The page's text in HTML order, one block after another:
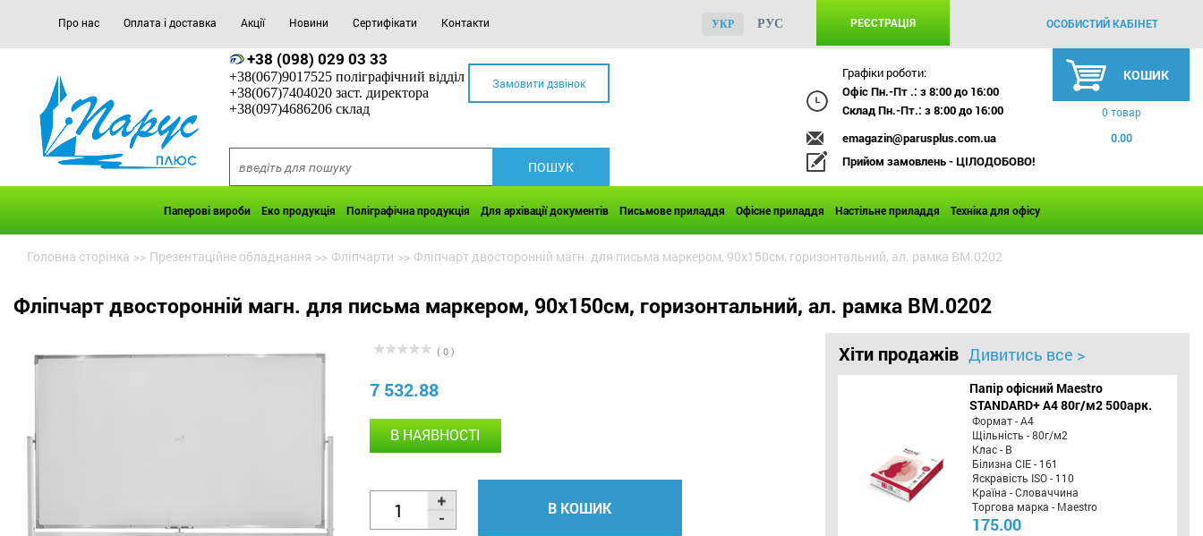
Про нас Оплата і доставка Акції Новини Сертифікати Контакти РЕЄСТРАЦІЯ ОСОБИСТИЙ КАБІНЕТ
УКР РУС
+38 (098) 029 03 33
+38(067)9017525 поліграфічний відділ
+38(067)7404020 заст. директора
+38(097)4686206 склад
Замовити дзвінок
Графіки роботи:
Офіс Пн.-Пт .: з 8:00 до 16:00
Склад Пн.-Пт.: з 8:00 до 16:00
emagazin@parusplus.com.ua
Прийом замовлень - ЦІЛОДОБОВО!
КОШИК
0 товар
0.00
Паперові вироби Еко продукція Поліграфічна продукція Для архівації документів Письмове приладдя Офісне приладдя Настільне приладдя Техніка для офісу
Головна сторінка >> Презентаційне обладнання >> Фліпчарти >> Фліпчарт двосторонній магн. для письма маркером, 90х150cм, горизонтальний, ал. рамка BM.0202
Фліпчарт двосторонній магн. для письма маркером, 90х150cм, горизонтальний, ал. рамка BM.0202
( 0 )
7 532.88
В НАЯВНОСТІ
В КОШИК
Хіти продажів Дивитись все >
Папір офісний Maestro
STANDARD+ А4 80г/м2 500арк.
Формат - А4
Щільність - 80г/м2
Клас - B
Білизна CIE - 161
Яскравість ISO - 110
Країна - Словаччина
Торгова марка - Maestro
175.00